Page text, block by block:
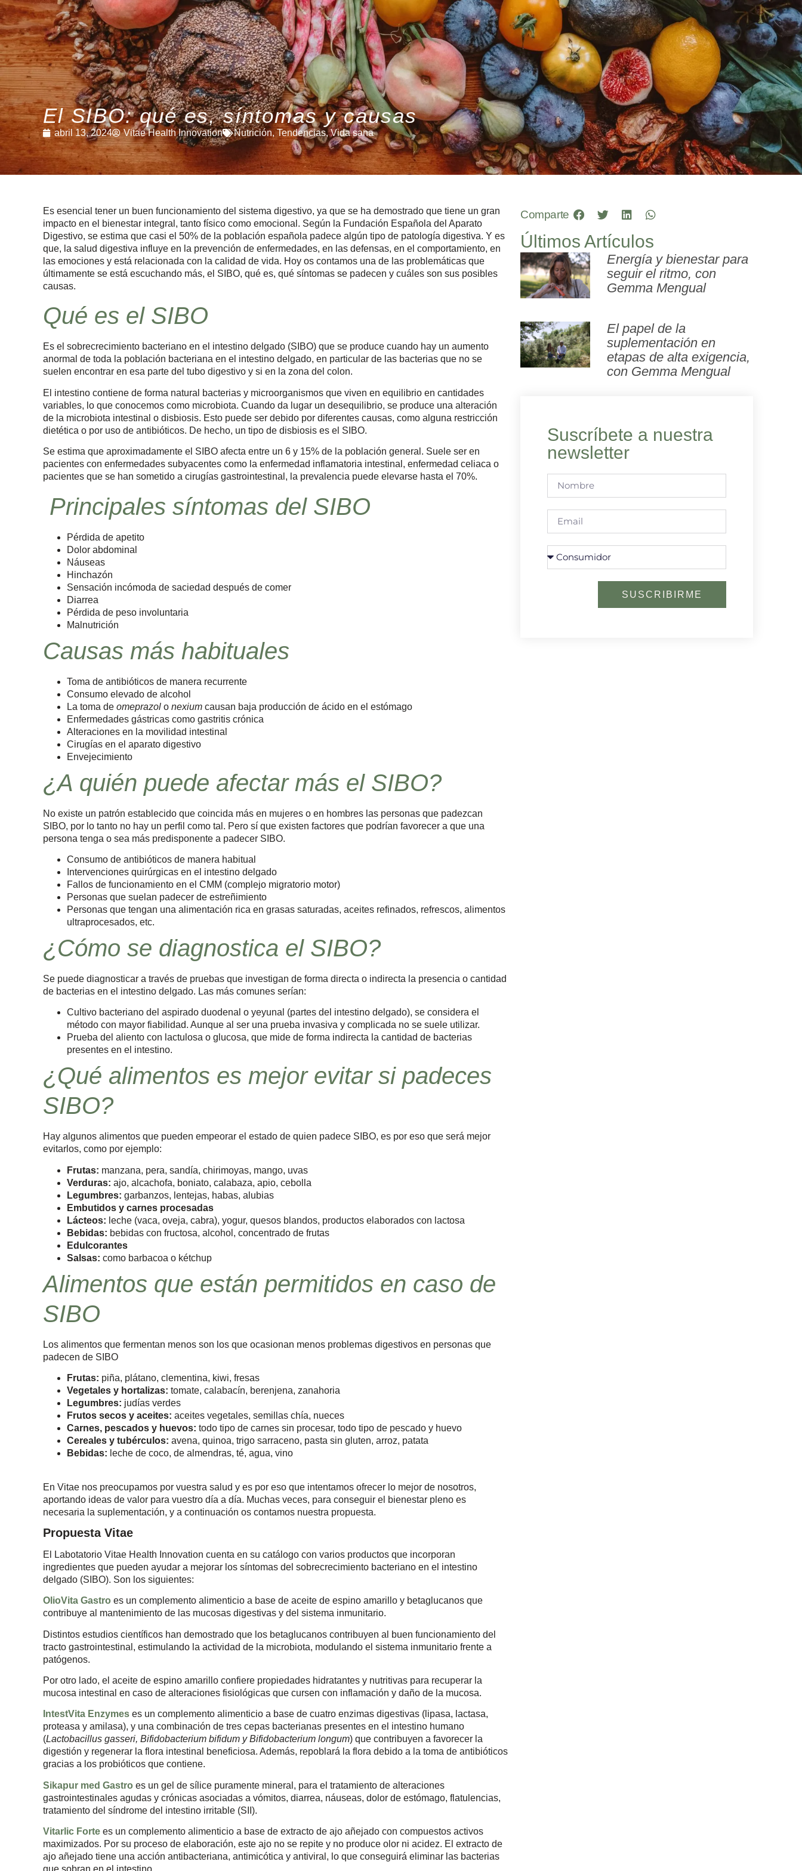
El SIBO: qué es, síntomas y causas
abril 13, 2024 Vitae Health Innovation Nutrición,Tendencias,Vida sana
Es esencial tener un buen funcionamiento del sistema digestivo, ya que se ha demostrado que tiene un gran
impacto en el bienestar integral, tanto físico como emocional. Según la Fundación Española del Aparato
Digestivo, se estima que casi el 50% de la población española padece algún tipo de patología digestiva. Y es
que, la salud digestiva influye en la prevención de enfermedades, en las defensas, en el comportamiento, en
las emociones y está relacionada con la calidad de vida. Hoy os contamos una de las problemáticas que
últimamente se está escuchando más, el SIBO, qué es, qué síntomas se padecen y cuáles son sus posibles
causas.
Qué es el SIBO
Es el sobrecrecimiento bacteriano en el intestino delgado (SIBO) que se produce cuando hay un aumento
anormal de toda la población bacteriana en el intestino delgado, en particular de las bacterias que no se
suelen encontrar en esa parte del tubo digestivo y si en la zona del colon.
El intestino contiene de forma natural bacterias y microorganismos que viven en equilibrio en cantidades
variables, lo que conocemos como microbiota. Cuando da lugar un desequilibrio, se produce una alteración
de la microbiota intestinal o disbiosis. Esto puede ser debido por diferentes causas, como alguna restricción
dietética o por uso de antibióticos. De hecho, un tipo de disbiosis es el SIBO.
Se estima que aproximadamente el SIBO afecta entre un 6 y 15% de la población general. Suele ser en
pacientes con enfermedades subyacentes como la enfermedad inflamatoria intestinal, enfermedad celiaca o
pacientes que se han sometido a cirugías gastrointestinal, la prevalencia puede elevarse hasta el 70%.
Principales síntomas del SIBO
Pérdida de apetito
Dolor abdominal
Náuseas
Hinchazón
Sensación incómoda de saciedad después de comer
Diarrea
Pérdida de peso involuntaria
Malnutrición
Causas más habituales
Toma de antibióticos de manera recurrente
Consumo elevado de alcohol
La toma de omeprazol o nexium causan baja producción de ácido en el estómago
Enfermedades gástricas como gastritis crónica
Alteraciones en la movilidad intestinal
Cirugías en el aparato digestivo
Envejecimiento
¿A quién puede afectar más el SIBO?
No existe un patrón establecido que coincida más en mujeres o en hombres las personas que padezcan
SIBO, por lo tanto no hay un perfil como tal. Pero sí que existen factores que podrían favorecer a que una
persona tenga o sea más predisponente a padecer SIBO.
Consumo de antibióticos de manera habitual
Intervenciones quirúrgicas en el intestino delgado
Fallos de funcionamiento en el CMM (complejo migratorio motor)
Personas que suelan padecer de estreñimiento
Personas que tengan una alimentación rica en grasas saturadas, aceites refinados, refrescos, alimentos
ultraprocesados, etc.
¿Cómo se diagnostica el SIBO?
Se puede diagnosticar a través de pruebas que investigan de forma directa o indirecta la presencia o cantidad
de bacterias en el intestino delgado. Las más comunes serían:
Cultivo bacteriano del aspirado duodenal o yeyunal (partes del intestino delgado), se considera el
método con mayor fiabilidad. Aunque al ser una prueba invasiva y complicada no se suele utilizar.
Prueba del aliento con lactulosa o glucosa, que mide de forma indirecta la cantidad de bacterias
presentes en el intestino.
¿Qué alimentos es mejor evitar si padeces
SIBO?
Hay algunos alimentos que pueden empeorar el estado de quien padece SIBO, es por eso que será mejor
evitarlos, como por ejemplo:
Frutas: manzana, pera, sandía, chirimoyas, mango, uvas
Verduras: ajo, alcachofa, boniato, calabaza, apio, cebolla
Legumbres: garbanzos, lentejas, habas, alubias
Embutidos y carnes procesadas
Lácteos: leche (vaca, oveja, cabra), yogur, quesos blandos, productos elaborados con lactosa
Bebidas: bebidas con fructosa, alcohol, concentrado de frutas
Edulcorantes
Salsas: como barbacoa o kétchup
Alimentos que están permitidos en caso de
SIBO
Los alimentos que fermentan menos son los que ocasionan menos problemas digestivos en personas que
padecen de SIBO
Frutas: piña, plátano, clementina, kiwi, fresas
Vegetales y hortalizas: tomate, calabacín, berenjena, zanahoria
Legumbres: judías verdes
Frutos secos y aceites: aceites vegetales, semillas chía, nueces
Carnes, pescados y huevos: todo tipo de carnes sin procesar, todo tipo de pescado y huevo
Cereales y tubérculos: avena, quinoa, trigo sarraceno, pasta sin gluten, arroz, patata
Bebidas: leche de coco, de almendras, té, agua, vino
En Vitae nos preocupamos por vuestra salud y es por eso que intentamos ofrecer lo mejor de nosotros,
aportando ideas de valor para vuestro día a día. Muchas veces, para conseguir el bienestar pleno es
necesaria la suplementación, y a continuación os contamos nuestra propuesta.
Propuesta Vitae
El Labotatorio Vitae Health Innovation cuenta en su catálogo con varios productos que incorporan
ingredientes que pueden ayudar a mejorar los síntomas del sobrecrecimiento bacteriano en el intestino
delgado (SIBO). Son los siguientes:
OlioVita Gastro es un complemento alimenticio a base de aceite de espino amarillo y betaglucanos que
contribuye al mantenimiento de las mucosas digestivas y del sistema inmunitario.
Distintos estudios científicos han demostrado que los betaglucanos contribuyen al buen funcionamiento del
tracto gastrointestinal, estimulando la actividad de la microbiota, modulando el sistema inmunitario frente a
patógenos.
Por otro lado, el aceite de espino amarillo confiere propiedades hidratantes y nutritivas para recuperar la
mucosa intestinal en caso de alteraciones fisiológicas que cursen con inflamación y daño de la mucosa.
IntestVita Enzymes es un complemento alimenticio a base de cuatro enzimas digestivas (lipasa, lactasa,
proteasa y amilasa), y una combinación de tres cepas bacterianas presentes en el intestino humano
(Lactobacillus gasseri, Bifidobacterium bifidum y Bifidobacterium longum) que contribuyen a favorecer la
digestión y regenerar la flora intestinal beneficiosa. Además, repoblará la flora debido a la toma de antibióticos
gracias a los probióticos que contiene.
Sikapur med Gastro es un gel de sílice puramente mineral, para el tratamiento de alteraciones
gastrointestinales agudas y crónicas asociadas a vómitos, diarrea, náuseas, dolor de estómago, flatulencias,
tratamiento del síndrome del intestino irritable (SII).
Vitarlic Forte es un complemento alimenticio a base de extracto de ajo añejado con compuestos activos
maximizados. Por su proceso de elaboración, este ajo no se repite y no produce olor ni acidez. El extracto de
ajo añejado tiene una acción antibacteriana, antimicótica y antiviral, lo que conseguirá eliminar las bacterias
Comparte
Últimos Artículos
Energía y bienestar para
seguir el ritmo, con
Gemma Mengual
El papel de la
suplementación en
etapas de alta exigencia,
con Gemma Mengual
Suscríbete a nuestra
newsletter
SUSCRIBIRME